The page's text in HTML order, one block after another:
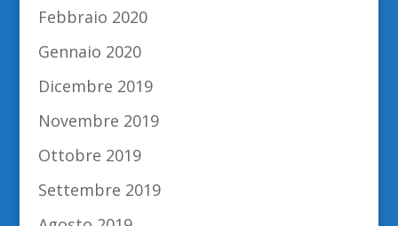
Febbraio 2020
Gennaio 2020
Dicembre 2019
Novembre 2019
Ottobre 2019
Settembre 2019